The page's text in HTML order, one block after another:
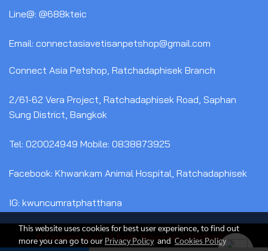
Line@: @688kteic
Email: connectasiavetisanpetshop@gmail.com
Connect Asia Petshop, Ratchadaphisek Branch
2/61-62 Vera Project, Ratchadaphisek Road, Saphan
Sung District, Bangkok
Tel: 020024949 Mobile: 0838873925
Facebook: Khwankam Animal Hospital, Ratchadaphisek
IG: kwuncumratphatthana
© Copyright 2020 All Rights Reserved.มาร์เก็ตติ้งหน้าใส
This website uses cookies for best user experience, to find out
more you can go to our Privacy PolicyandCookies Policy